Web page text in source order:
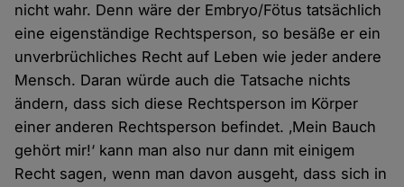
nicht wahr. Denn wäre der Embryo/Fötus tatsächlich
eine eigenständige Rechtsperson, so besäße er ein
unverbrüchliches Recht auf Leben wie jeder andere
Mensch. Daran würde auch die Tatsache nichts
ändern, dass sich diese Rechtsperson im Körper
einer anderen Rechtsperson befindet. ‚Mein Bauch
gehört mir!‘ kann man also nur dann mit einigem
Recht sagen, wenn man davon ausgeht, dass sich in